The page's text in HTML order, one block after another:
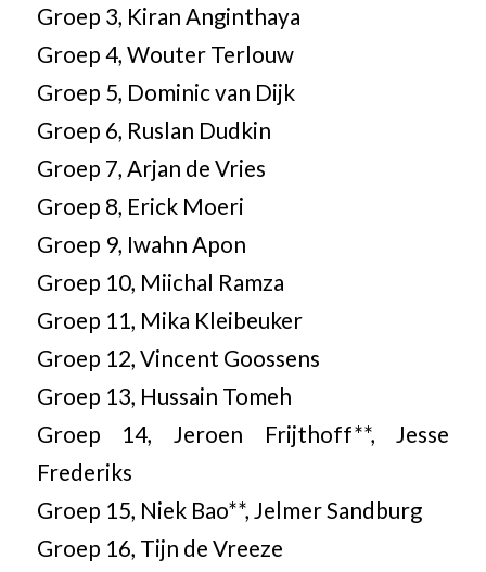
Groep 3, Kiran Anginthaya
Groep 4, Wouter Terlouw
Groep 5, Dominic van Dijk
Groep 6, Ruslan Dudkin
Groep 7, Arjan de Vries
Groep 8, Erick Moeri
Groep 9, Iwahn Apon
Groep 10, Miichal Ramza
Groep 11, Mika Kleibeuker
Groep 12, Vincent Goossens
Groep 13, Hussain Tomeh
Groep 14, Jeroen Frijthoff**, Jesse
Frederiks
Groep 15, Niek Bao**, Jelmer Sandburg
Groep 16, Tijn de Vreeze